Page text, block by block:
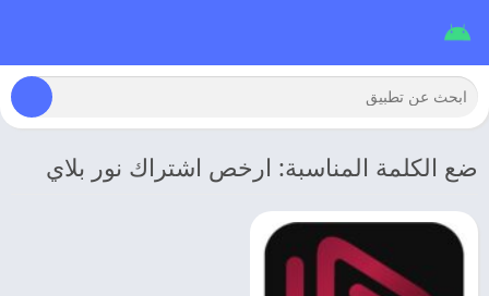
ضع الكلمة المناسبة: ارخص اشتراك نور بلاي